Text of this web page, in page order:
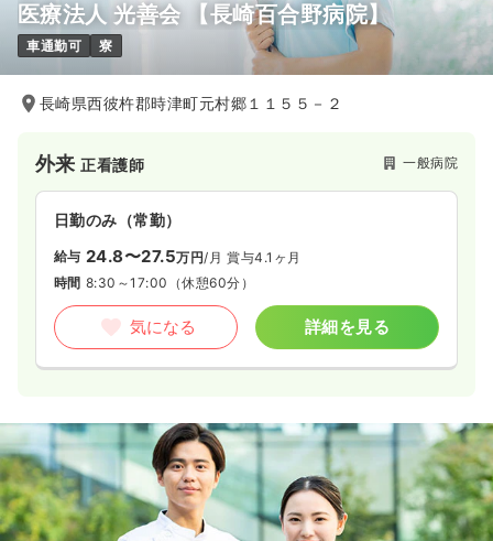
医療法人 光善会 【長崎百合野病院】
車通勤可 寮
長崎県西彼杵郡時津町元村郷１１５５－２
外来正看護師 一般病院
日勤のみ（常勤）
給与 24.8〜27.5万円/月 賞与4.1ヶ月
時間 8:30～17:00 （休憩60分）
気になる 詳細を見る